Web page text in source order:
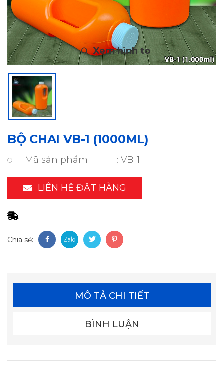
BỘ CHAI VB-1 (1000ML)
Mã sản phẩm VB-1
LIÊN HỆ ĐẶT HÀNG
Chia sẻ:
MÔ TẢ CHI TIẾT
BÌNH LUẬN